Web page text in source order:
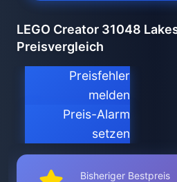
LEGO Creator 31048
Preisvergleich
Preisfehler
melden
Preis-Alarm
setzen
Bisheriger Bestpreis